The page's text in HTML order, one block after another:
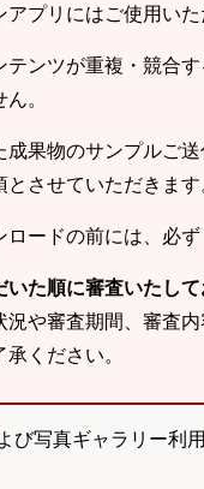
プリにはご使用いた
ンツが重複・競合
。
果物のサンプルご
させていただきます
ードの前には、必ず
た順に審査いたし
況や審査期間、審査
ください。
び写真ギャラリー利